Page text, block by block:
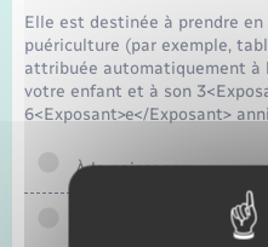
Elle est destinée à prendre
puériculture (par exemple,
attribuée automatiquement à
votre enfant et à son
6<Exposant>e</Exposant>
À la naissance
Aux 3 ans de votre